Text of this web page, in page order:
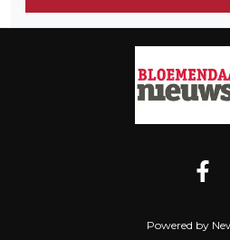
Powered by